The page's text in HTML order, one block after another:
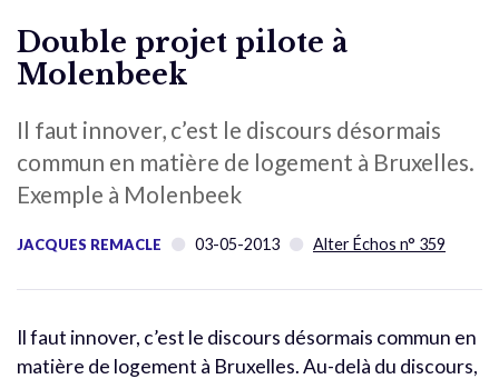
Double projet pilote à
Molenbeek
Il faut innover, c’est le discours désormais
commun en matière de logement à Bruxelles.
Exemple à Molenbeek
JACQUES REMACLE 03-05-2013 Alter Échos n° 359
Il faut innover, c’est le discours désormais commun en
matière de logement à Bruxelles. Au-delà du discours,